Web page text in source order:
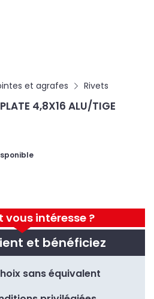
et agrafes Rivets
vous intéresse ?
et bénéficiez
sans équivalent
4,8X16 ALU/TIGE